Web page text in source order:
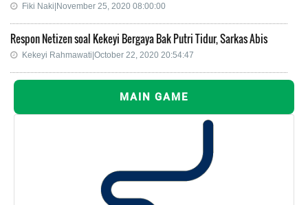
Fiki Naki|November 25, 2020 08:00:00
Respon Netizen soal Kekeyi Bergaya Bak Putri Tidur, Sarkas Abis
Kekeyi Rahmawati|October 22, 2020 20:54:47
MAIN GAME